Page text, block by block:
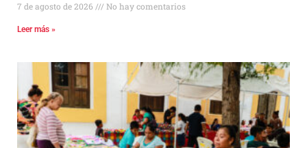
7 de agosto de 2026 No hay comentarios
Leer más »